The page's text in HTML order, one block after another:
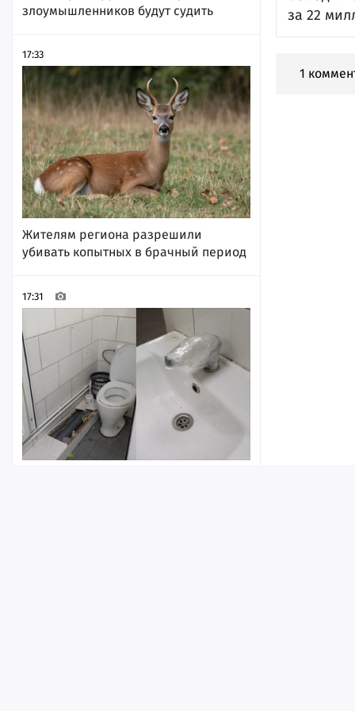
злоумышленников будут судить
17:33
Жителям региона разрешили
убивать копытных в брачный период
17:31
за 22
1